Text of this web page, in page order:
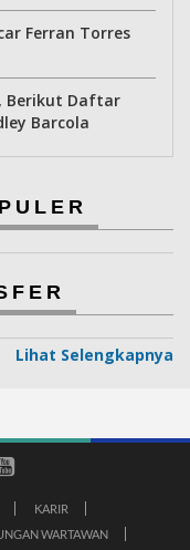
Ferran Torres
Berikut Daftar
Barcola
Lihat Selengkapnya
KARIR
WARTAWAN